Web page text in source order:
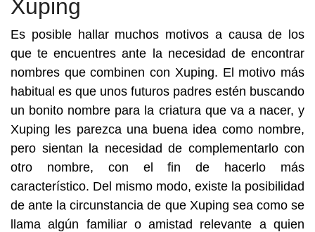
Xuping
Es posible hallar muchos motivos a causa de los
que te encuentres ante la necesidad de encontrar
nombres que combinen con Xuping. El motivo más
habitual es que unos futuros padres estén buscando
un bonito nombre para la criatura que va a nacer, y
Xuping les parezca una buena idea como nombre,
pero sientan la necesidad de complementarlo con
otro nombre, con el fin de hacerlo más
característico. Del mismo modo, existe la posibilidad
de ante la circunstancia de que Xuping sea como se
llama algún familiar o amistad relevante a quien